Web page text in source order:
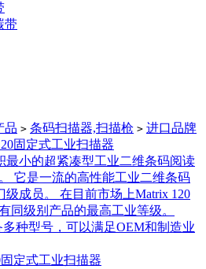
带
品 > 条码扫描器,扫描枪 > 进口品牌
小的超紧凑型工业二维条码阅读
它是一流的高性能工业二维条码
级成员。 在目前市场上Matrix 120
同级别产品的最高工业等级。
种型号，可以满足OEM和制造业
定式工业扫描器